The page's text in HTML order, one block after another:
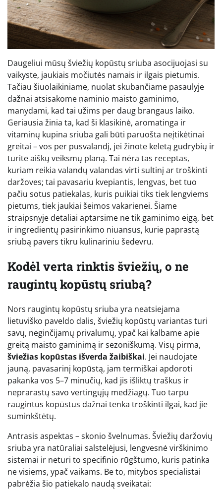
Daugeliui mūsų šviežių kopūstų sriuba asocijuojasi su
vaikyste, jaukiais močiutės namais ir ilgais pietumis.
Tačiau šiuolaikiniame, nuolat skubančiame pasaulyje
dažnai atsisakome naminio maisto gaminimo,
manydami, kad tai užims per daug brangaus laiko.
Geriausia žinia ta, kad ši klasikinė, aromatinga ir
vitaminų kupina sriuba gali būti paruošta neįtikėtinai
greitai – vos per pusvalandį, jei žinote keletą gudrybių ir
turite aiškų veiksmų planą. Tai nėra tas receptas,
kuriam reikia valandų valandas virti sultinį ar troškinti
daržoves; tai pavasariu kvepiantis, lengvas, bet tuo
pačiu sotus patiekalas, kuris puikiai tiks tiek lengviems
pietums, tiek jaukiai šeimos vakarienei. Šiame
straipsnyje detaliai aptarsime ne tik gaminimo eigą, bet
ir ingredientų pasirinkimo niuansus, kurie paprastą
sriubą pavers tikru kulinariniu šedevru.
Kodėl verta rinktis šviežių, o ne
raugintų kopūstų sriubą?
Nors raugintų kopūstų sriuba yra neatsiejama
lietuviško paveldo dalis, šviežių kopūstų variantas turi
savų, neginčijamų privalumų, ypač kai kalbame apie
greitą maisto gaminimą ir sezoniškumą. Visų pirma,
šviežias kopūstas išverda žaibiškai. Jei naudojate
jauną, pavasarinį kopūstą, jam termiškai apdoroti
pakanka vos 5–7 minučių, kad jis išliktų traškus ir
neprarastų savo vertingųjų medžiagų. Tuo tarpu
raugintus kopūstus dažnai tenka troškinti ilgai, kad jie
suminkštėtų.
Antrasis aspektas – skonio švelnumas. Šviežių daržovių
sriuba yra natūraliai salstelėjusi, lengvesnė virškinimo
sistemai ir neturi to specifinio rūgštumo, kuris patinka
ne visiems, ypač vaikams. Be to, mitybos specialistai
pabrėžia šio patiekalo naudą sveikatai: